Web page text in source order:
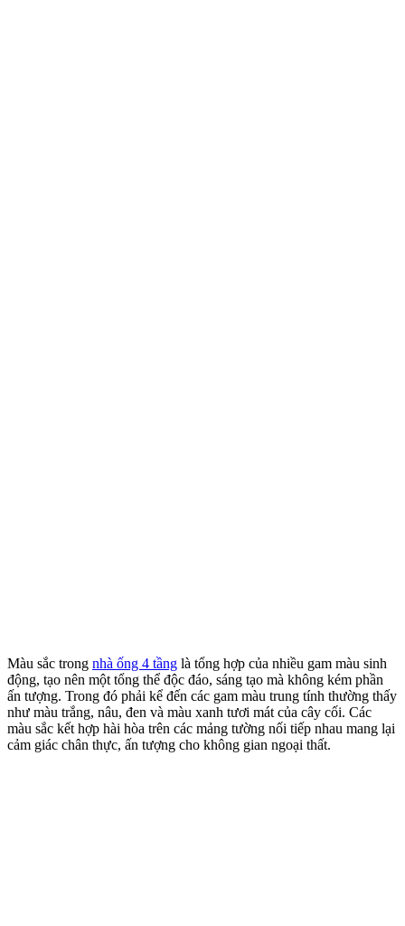
Màu sắc trong nhà ống 4 tầng là tổng hợp của nhiều gam màu sinh
động, tạo nên một tổng thể độc đáo, sáng tạo mà không kém phần
ấn tượng. Trong đó phải kể đến các gam màu trung tính thường thấy
như màu trắng, nâu, đen và màu xanh tươi mát của cây cối. Các
màu sắc kết hợp hài hòa trên các mảng tường nối tiếp nhau mang lại
cảm giác chân thực, ấn tượng cho không gian ngoại thất.